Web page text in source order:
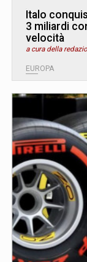
Italo
3 miliardi
velocità
a cura della
EUROPA